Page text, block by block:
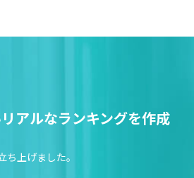
リアルなランキングを作成
上げました。